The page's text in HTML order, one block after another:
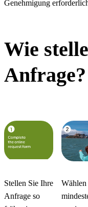
Genehmigung
Wie
Anfrage?
Stellen Sie Ihre
Anfrage so
Wählen